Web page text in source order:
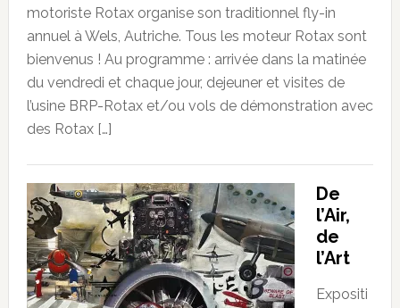
motoriste Rotax organise son traditionnel fly-in
annuel à Wels, Autriche. Tous les moteur Rotax sont
bienvenus ! Au programme : arrivée dans la matinée
du vendredi et chaque jour, dejeuner et visites de
l’usine BRP-Rotax et/ou vols de démonstration avec
des Rotax […]
De
l’Air,
de
l’Art
Expositi